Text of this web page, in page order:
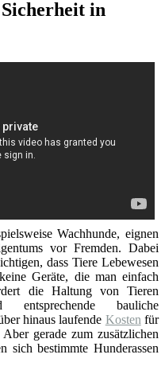
in
Wachhunde, eignen
vor Fremden. Dabei
dass Tiere Lebewesen
Geräte, die man einfach
die Haltung von Tieren
entsprechende bauliche
hinaus laufende Kosten für
gerade zum zusätzlichen
sich bestimmte Hunderassen